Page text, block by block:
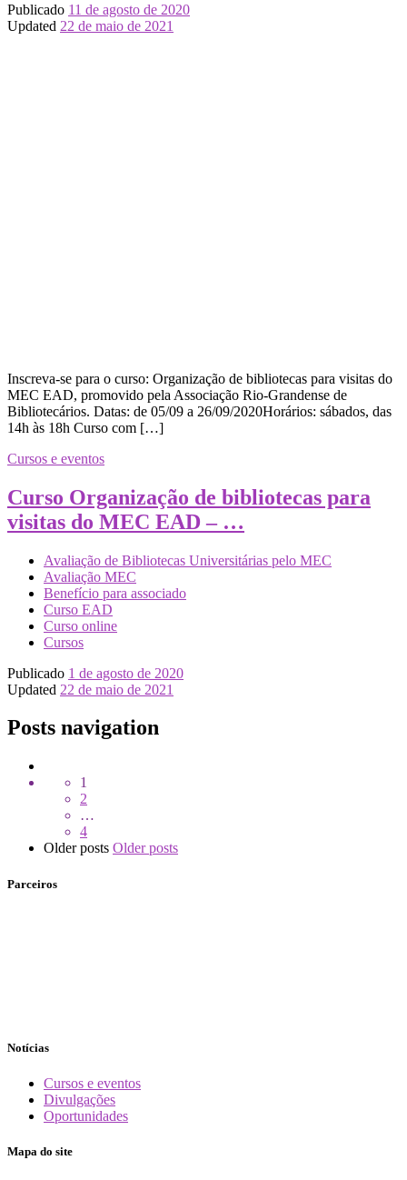
Publicado 11 de agosto de 2020
Updated 22 de maio de 2021
Inscreva-se para o curso: Organização de bibliotecas para visitas do
MEC EAD, promovido pela Associação Rio-Grandense de
Bibliotecários. Datas: de 05/09 a 26/09/2020Horários: sábados, das
14h às 18h Curso com […]
Cursos e eventos
Curso Organização de bibliotecas para
visitas do MEC EAD – …
Avaliação de Bibliotecas Universitárias pelo MEC
Avaliação MEC
Benefício para associado
Curso EAD
Curso online
Cursos
Publicado 1 de agosto de 2020
Updated 22 de maio de 2021
Posts navigation
1
2
…
4
Older posts Older posts
Parceiros
Notícias
Cursos e eventos
Divulgações
Oportunidades
Mapa do site